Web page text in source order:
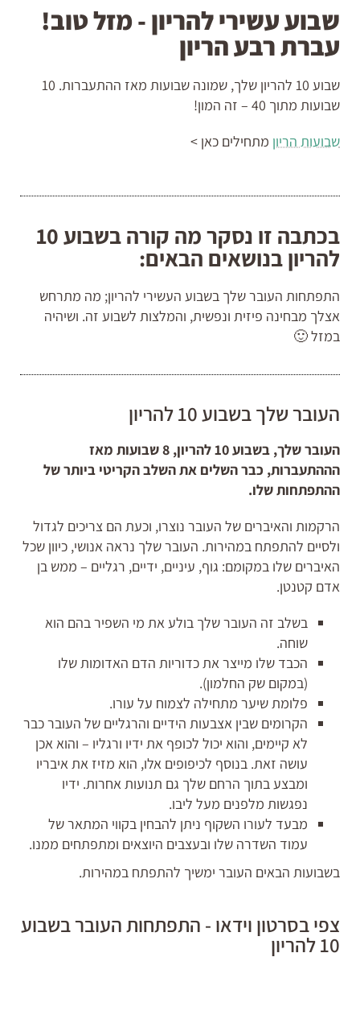
שבוע עשירי להריון - מזל טוב!
עברת רבע הריון
שבוע 10 להריון שלך, שמונה שבועות מאז ההתעברות. 10
שבועות מתוך 40 – זה המון!
שבועות הריון מתחילים כאן >
בכתבה זו נסקר מה קורה בשבוע 10
להריון בנושאים הבאים:
התפתחות העובר שלך בשבוע העשירי להריון; מה מתרחש
אצלך מבחינה פיזית ונפשית, והמלצות לשבוע זה. ושיהיה
במזל 🙂
העובר שלך בשבוע 10 להריון
העובר שלך, בשבוע 10 להריון, 8 שבועות מאז
הההתעברות, כבר השלים את השלב הקריטי ביותר של
ההתפתחות שלו.
הרקמות והאיברים של העובר נוצרו, וכעת הם צריכים לגדול
ולסיים להתפתח במהירות. העובר שלך נראה אנושי, כיוון שכל
האיברים שלו במקומם: גוף, עיניים, ידיים, רגליים – ממש בן
אדם קטנטן.
בשלב זה העובר שלך בולע את מי השפיר בהם הוא
שוחה.
הכבד שלו מייצר את כדוריות הדם האדומות שלו
(במקום שק החלמון).
פלומת שיער מתחילה לצמוח על עורו.
הקרומים שבין אצבעות הידיים והרגליים של העובר כבר
לא קיימים, והוא יכול לכופף את ידיו ורגליו – והוא אכן
עושה זאת. בנוסף לכיפופים אלו, הוא מזיז את איבריו
ומבצע בתוך הרחם שלך גם תנועות אחרות. ידיו
נפגשות מלפנים מעל ליבו.
מבעד לעורו השקוף ניתן להבחין בקווי המתאר של
עמוד השדרה שלו ובעצבים היוצאים ומתפתחים ממנו.
בשבועות הבאים העובר ימשיך להתפתח במהירות.
צפי בסרטון וידאו - התפתחות העובר בשבוע
10 להריון